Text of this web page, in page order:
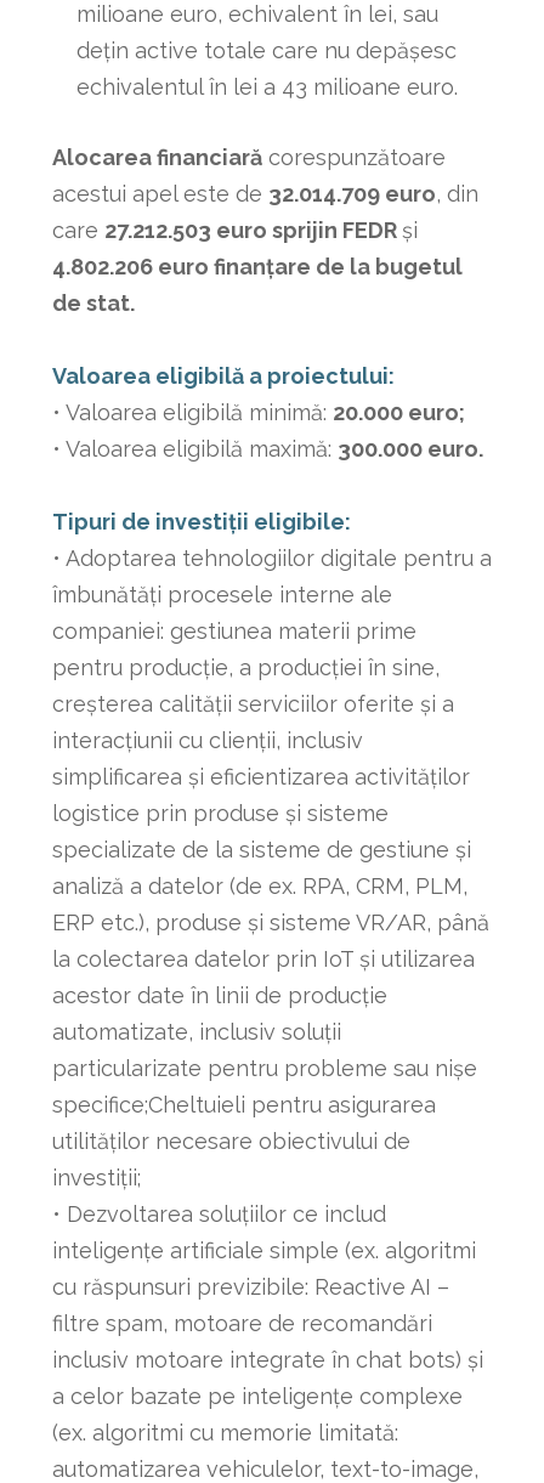
milioane euro, echivalent în lei, sau
deţin active totale care nu depăşesc
echivalentul în lei a 43 milioane euro.
Alocarea financiarăcorespunzătoare
acestui apel este de 32.014.709 euro, din
care 27.212.503 euro sprijin FEDRși
4.802.206 euro finanțare de la bugetul
de stat.
Valoarea eligibilă a proiectului:
• Valoarea eligibilă minimă: 20.000 euro;
• Valoarea eligibilă maximă: 300.000 euro.
Tipuri de investiții eligibile:
• Adoptarea tehnologiilor digitale pentru a
îmbunătăți procesele interne ale
companiei: gestiunea materii prime
pentru producție, a producției în sine,
creșterea calității serviciilor oferite și a
interacțiunii cu clienții, inclusiv
simplificarea și eficientizarea activităților
logistice prin produse și sisteme
specializate de la sisteme de gestiune și
analiză a datelor (de ex. RPA, CRM, PLM,
ERP etc.), produse și sisteme VR/AR, până
la colectarea datelor prin IoT și utilizarea
acestor date în linii de producție
automatizate, inclusiv soluții
particularizate pentru probleme sau nișe
specifice;Cheltuieli pentru asigurarea
utilităților necesare obiectivului de
investiții;
• Dezvoltarea soluțiilor ce includ
inteligențe artificiale simple (ex. algoritmi
cu răspunsuri previzibile: Reactive AI –
filtre spam, motoare de recomandări
inclusiv motoare integrate în chat bots) și
a celor bazate pe inteligențe complexe
(ex. algoritmi cu memorie limitată:
automatizarea vehiculelor, text-to-image,